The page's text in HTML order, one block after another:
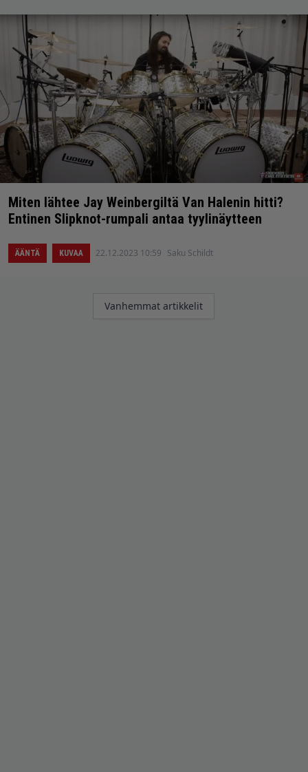
Miten lähtee Jay Weinbergiltä Van Halenin hitti?
Entinen Slipknot-rumpali antaa tyylinäytteen
ÄÄNTÄ KUVAA 22.12.2023 10:59 Saku Schildt
Artikkelien
Vanhemmat artikkelit